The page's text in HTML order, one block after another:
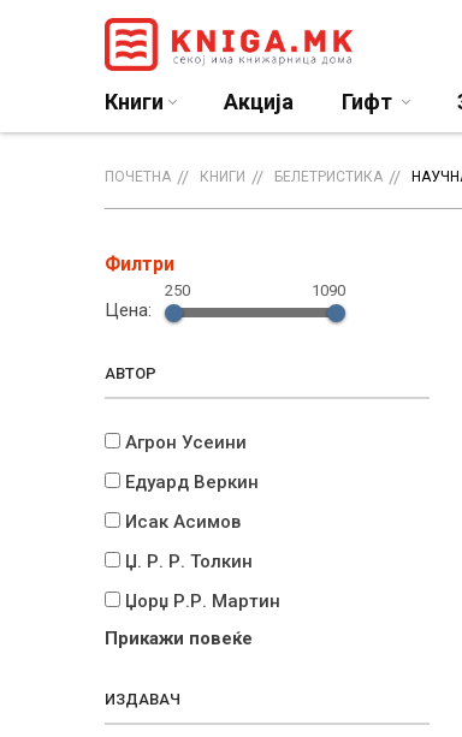
Книги Акција Гифт
ПОЧЕТНА КНИГИ БЕЛЕТРИСТИКА
Филтри
Цена:
250 1090
АВТОР
Агрон Усеини
Едуард Веркин
Исак Асимов
Џ. Р. Р. Толкин
Џорџ Р.Р. Мартин
Прикажи повеќе
ИЗДАВАЧ